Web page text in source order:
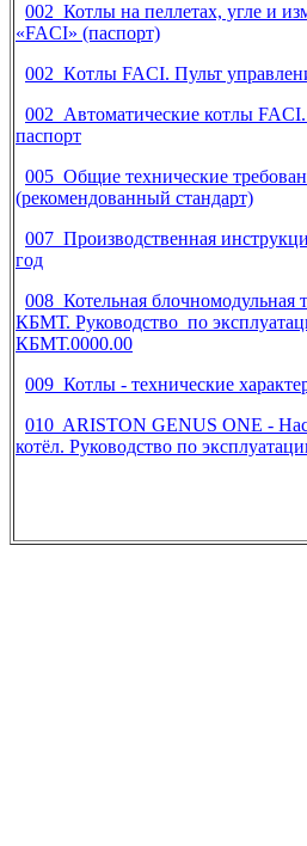
002 Котлы на пеллетах, угле и
«FACI» (паспорт)
002 Котлы FACI. Пульт
002 Автоматические котлы FACI
паспорт
005 Общие технические
(рекомендованный стандарт)
007 Производственная
год
008 Котельная блочномодульная
КБМТ. Руководство по
КБМТ.0000.00
009 Котлы - технические
010 ARISTON GENUS ONE -
котёл. Руководство по